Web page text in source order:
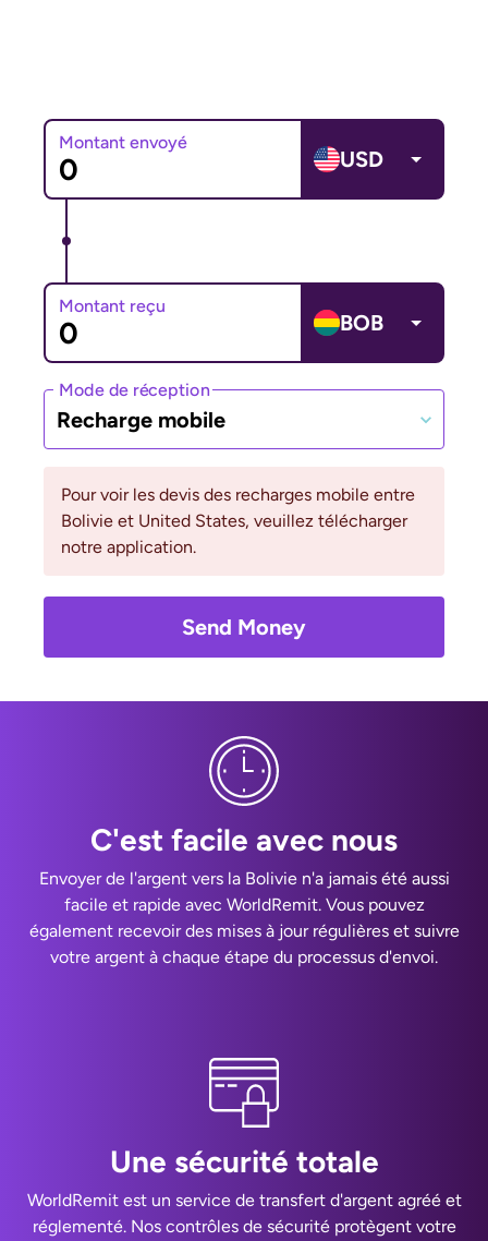
Montant envoyé
USD
Montant reçu
BOB
Mode de réception
Recharge mobile
Pour voir les devis des recharges mobile entre
Bolivie et United States, veuillez télécharger
notre application.
Send Money
C'est facile avec nous
Envoyer de l'argent vers la Bolivie n'a jamais été aussi
facile et rapide avec WorldRemit. Vous pouvez
également recevoir des mises à jour régulières et suivre
votre argent à chaque étape du processus d'envoi.
Une sécurité totale
WorldRemit est un service de transfert d'argent agréé et
réglementé. Nos contrôles de sécurité protègent votre